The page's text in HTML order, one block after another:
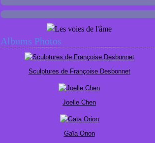
Albums Photos
Sculptures de Françoise Desbonnet
Joelle Chen
Gaïa Orion